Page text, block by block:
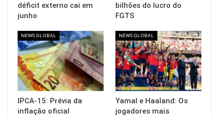
déficit externo cai em
junho
bilhões do lucro do
FGTS
NEWS GLOBAL
IPCA-15: Prévia da
inflação oficial
NEWS GLOBAL
Yamal e Haaland: Os
jogadores mais